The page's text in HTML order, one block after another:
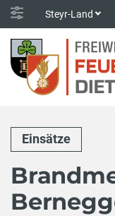
Steyr-Land
Einsätze